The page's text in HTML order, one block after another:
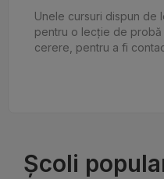
Unele cursuri dispun de
pentru o lecție de probă
cerere, pentru a fi
Școli